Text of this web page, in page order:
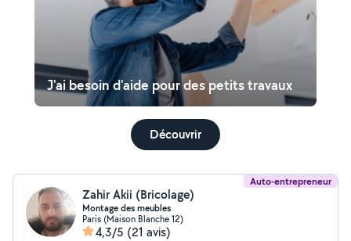
J'ai besoin d'aide pour des petits travaux
Découvrir
Auto-entrepreneur
Zahir Akii (Bricolage)
Montage des meubles
Paris (Maison Blanche 12)
4,3/5 (21 avis)